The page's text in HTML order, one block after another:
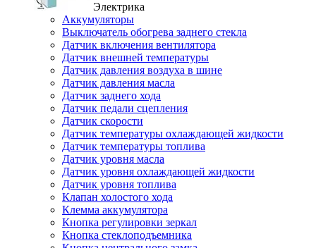
Электрика
Аккумуляторы
Выключатель обогрева заднего стекла
Датчик включения вентилятора
Датчик внешней температуры
Датчик давления воздуха в шине
Датчик давления масла
Датчик заднего хода
Датчик педали сцепления
Датчик скорости
Датчик температуры охлаждающей жидкости
Датчик температуры топлива
Датчик уровня масла
Датчик уровня охлаждающей жидкости
Датчик уровня топлива
Клапан холостого хода
Клемма аккумулятора
Кнопка регулировки зеркал
Кнопка стеклоподъемника